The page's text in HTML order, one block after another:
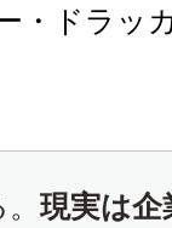
・ドラッ
。現実は